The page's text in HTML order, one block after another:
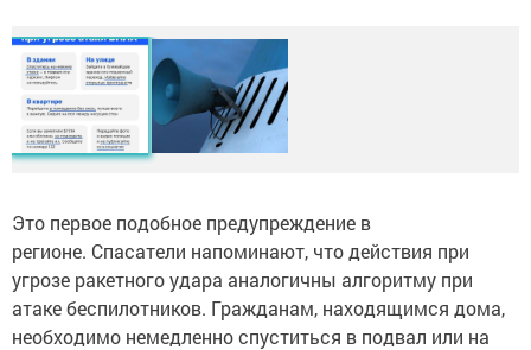
Это первое подобное предупреждение в
регионе. Спасатели напоминают, что действия при
угрозе ракетного удара аналогичны алгоритму при
атаке беспилотников. Гражданам, находящимся дома,
необходимо немедленно спуститься в подвал или на